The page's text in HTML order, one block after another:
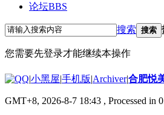
论坛BBS
搜索 搜索
您需要先登录才能继续本操作
|小黑屋|手机版|Archiver|合肥悦
GMT+8, 2026-8-7 18:43 , Processed in